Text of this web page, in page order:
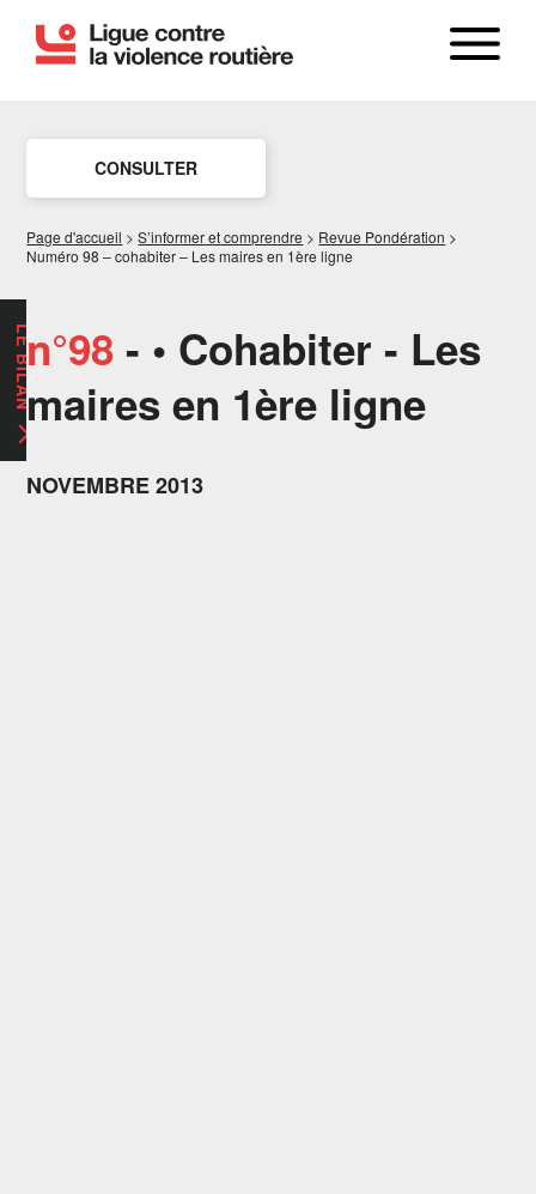
CONSULTER
Page d'accueil >S’informer et comprendre > Revue Pondération >
Numéro 98 – cohabiter – Les maires en 1ère ligne
n°98 - • Cohabiter - Les
maires en 1ère ligne
NOVEMBRE 2013
LE BILAN